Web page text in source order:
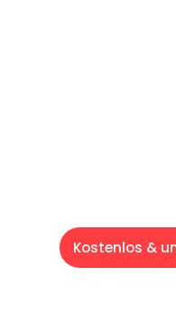
Kostenlos &